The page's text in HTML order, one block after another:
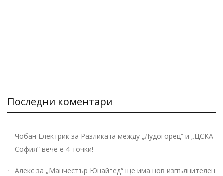
Последни коментари
Чобан Електрик за Разликата между „Лудогорец“ и „ЦСКА-
София“ вече е 4 точки!
Алекс за „Манчестър Юнайтед“ ще има нов изпълнителен